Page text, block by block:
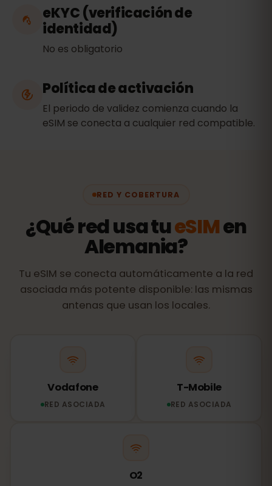
eKYC (verificación de
identidad)
No es obligatorio
Política de activación
El periodo de validez comienza cuando la
eSIM se conecta a cualquier red compatible.
RED Y COBERTURA
¿Qué red usa tueSIMen
Alemania?
Tu eSIM se conecta automáticamente a la red
asociada más potente disponible: las mismas
antenas que usan los locales.
Vodafone
RED ASOCIADA
T-Mobile
RED ASOCIADA
O2